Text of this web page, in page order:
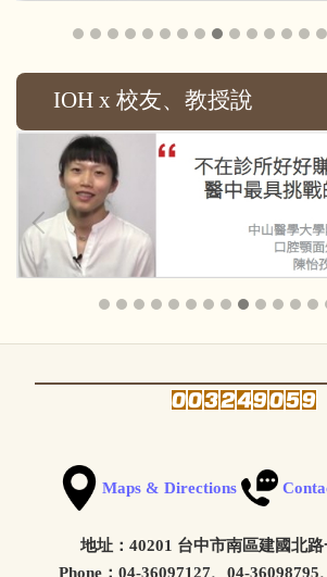
IOH x 校友、教授說
Maps & Directions
地址：40201 台中市南區建國北
Phone：04-36097127、04-36098795